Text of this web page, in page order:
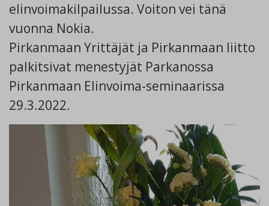
elinvoimakilpailussa. Voiton vei tänä
vuonna Nokia.
Pirkanmaan Yrittäjät ja Pirkanmaan liitto
palkitsivat menestyjät Parkanossa
Pirkanmaan Elinvoima-seminaarissa
29.3.2022.